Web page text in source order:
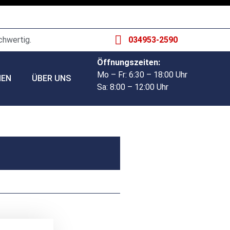
034953-2590
ÜBER UNS
Öffnungszeiten:
Mo – Fr: 6:30 – 18:00 Uhr
Sa: 8:00 – 12:00 Uhr